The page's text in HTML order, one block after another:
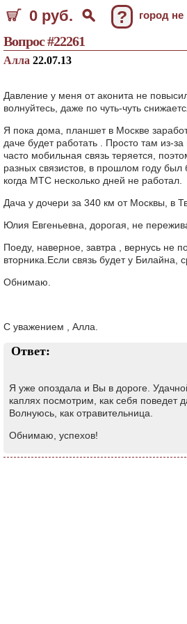
0 руб. ? город
Вопрос #22261
Алла 22.07.13
Давление у меня от аконита не
волнуйтесь, даже по чуть-чуть
Я пока дома, планшет в Москве
даче будет работать . Просто там из-
часто мобильная связь теряется,
разных связистов, в прошлом году был
когда МТС несколько дней не работал.
Дача у дочери за 340 км от Москвы, в
Юлия Евгеньевна, дорогая, не
Поеду, наверное, завтра , вернусь не
вторника.Если связь будет у Билайна,
Обнимаю.
С уважением , Алла.
Ответ:
Я уже опоздала и Вы в дороге.
каплях посмотрим, как себя поведет
Волнуюсь, как отравительница.
Обнимаю, успехов!